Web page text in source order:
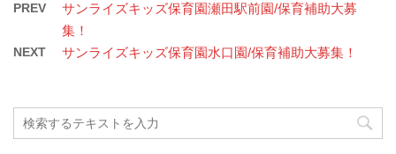
PREV
サンライズキッズ保育園瀬田駅前園/保育補助大募
集！
NEXT サンライズキッズ保育園水口園/保育補助大募集！